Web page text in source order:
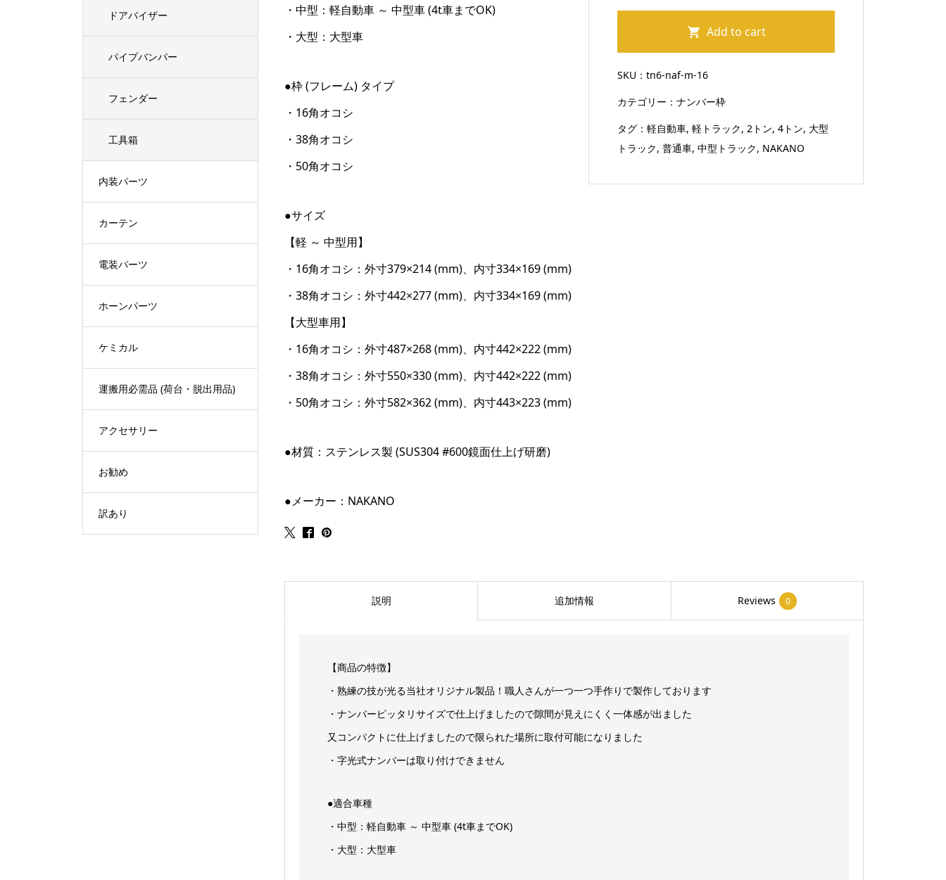
・中型：軽自動車 ～ 中型車 (4t車までOK)
・大型：大型車
●枠 (フレーム) タイプ
・16角オコシ
・38角オコシ
・50角オコシ
●サイズ
【軽 ～ 中型用】
・16角オコシ：外寸379×214 (mm)、内寸334×169 (mm)
・38角オコシ：外寸442×277 (mm)、内寸334×169 (mm)
【大型車用】
・16角オコシ：外寸487×268 (mm)、内寸442×222 (mm)
・38角オコシ：外寸550×330 (mm)、内寸442×222 (mm)
・50角オコシ：外寸582×362 (mm)、内寸443×223 (mm)
●材質：ステンレス製 (SUS304 #600鏡面仕上げ研磨)
●メーカー：NAKANO
た
り
ナ
ン
バ
枠
中
大
ー
Add to cart
SKU：tn6-naf-m-16
カテゴリー：ナンバー枠
タグ：軽自動車,軽トラック,2トン,4トン, 大型
トラック,普通車,中型トラック, NAKANO
説明 追加情報 Reviews 0
【商品の特徴】
・熟練の技が光る当社オリジナル製品！職人さんが一つ一つ手作りで製作しております
・ナンバーピッタリサイズで仕上げましたので隙間が見えにくく一体感が出ました
又コンパクトに仕上げましたので限られた場所に取付可能になりました
・字光式ナンバーは取り付けできません
●適合車種
・中型：軽自動車 ～ 中型車 (4t車までOK)
・大型：大型車
ドアバイザー
パイプバンパー
フェンダー
工具箱
内装パーツ
カーテン
電装パーツ
ホーンパーツ
ケミカル
運搬用必需品 (荷台・脱出用品)
アクセサリー
お勧め
訳あり